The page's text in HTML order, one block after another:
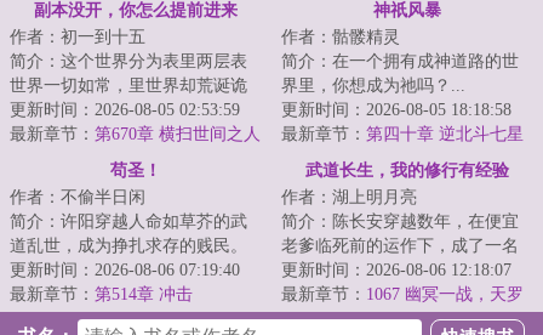
副本没开，你怎么提前进来
了？！
作者：初一到十五
简介：这个世界分为表里两层表
世界一切如常，里世界却荒诞诡
谲那里，超凡与扭曲并行，罪恶
与欲念滋长一旦...
更新时间：2026-08-05 02:53:59
最新章节： 第670章 横扫世间之人
神祇风暴
作者：骷髅精灵
简介：在一个拥有成神道路的世
界里，你想成为祂吗？...
更新时间：2026-08-05 18:18:58
最新章节： 第四十章 逆北斗七星
苟圣！
作者：不偷半日闲
简介：许阳穿越人命如草芥的武
道乱世，成为挣扎求存的贱民。
贫贱之身，起初他只想活着，吃
一口饱饭。直到...
更新时间：2026-08-06 07:19:40
最新章节： 第514章 冲击
武道长生，我的修行有经验
作者：湖上明月亮
简介：陈长安穿越数年，在便宜
老爹临死前的运作下，成了一名
不入册的差役替补。世道艰难，
命比纸薄。本打...
更新时间：2026-08-06 12:18:07
最新章节： 1067 幽冥一战，天罗
出手